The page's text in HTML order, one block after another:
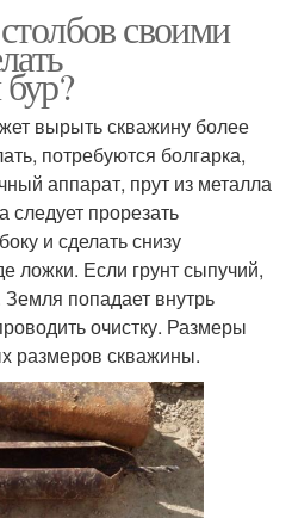
своими
вырыть скважину более
потребуются болгарка,
аппарат, прут из металла
прорезать
и сделать снизу
ложки. Если грунт сыпучий,
попадает внутрь
очистку. Размеры
размеров скважины.